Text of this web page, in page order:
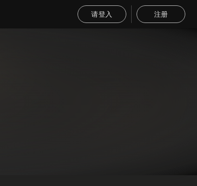
请登入 注册